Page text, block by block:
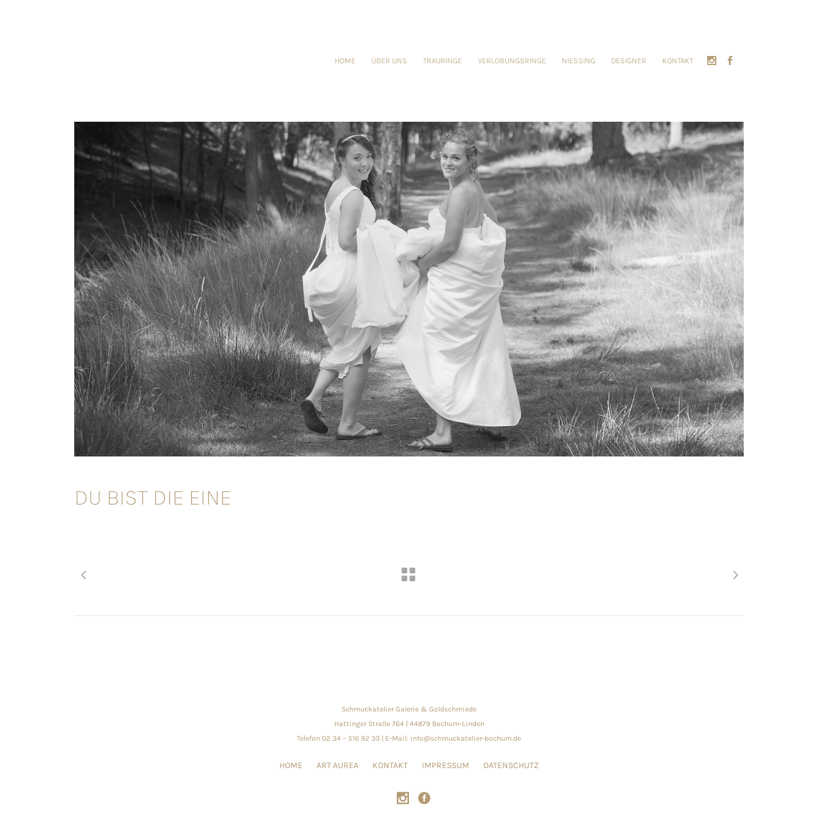
HOME ÜBER UNS TRAURINGE VERLOBUNGSRINGE NIESSING DESIGNER KONTAKT
DU BIST DIE EINE
Schmuckatelier Galerie & Goldschmiede
Hattinger Straße 764 | 44879 Bochum-Linden
Telefon 02 34 – 516 92 33 | E-Mail: info@schmuckatelier-bochum.de
HOME ART AUREA KONTAKT IMPRESSUM DATENSCHUTZ